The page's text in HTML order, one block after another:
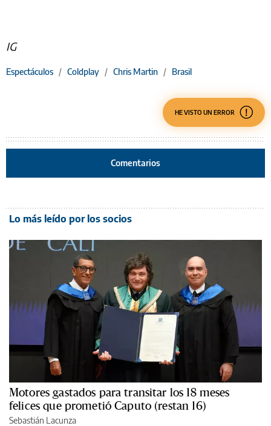
IG
Espectáculos / Coldplay / Chris Martin / Brasil
HE VISTO UN ERROR
Comentarios
Lo más leído por los socios
Motores gastados para transitar los 18 meses
felices que prometió Caputo (restan 16)
Sebastián Lacunza